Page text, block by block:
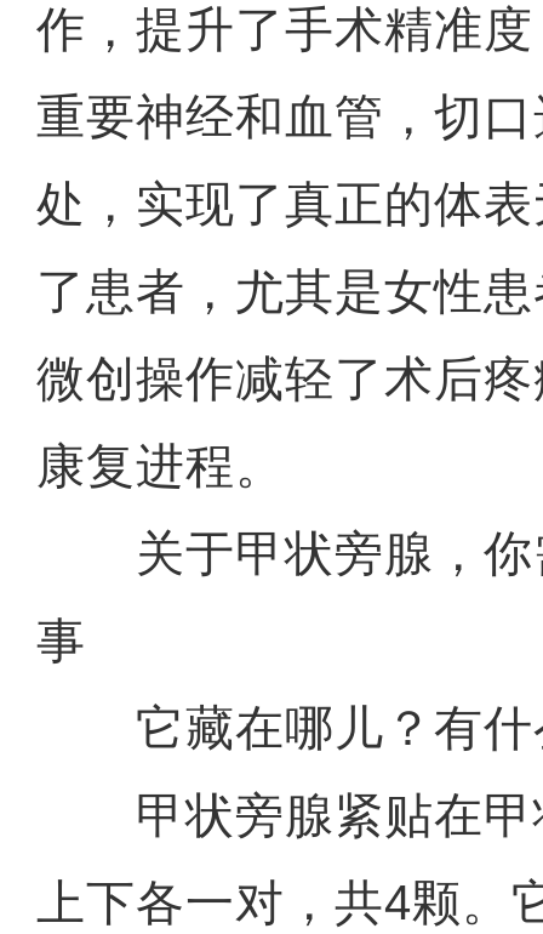
作，提升了手术精准
重要神经和血管，切
处，实现了真正的体
了患者，尤其是女性
微创操作减轻了术后
康复进程。
关于甲状旁腺，你
事
它藏在哪儿？有什
甲状旁腺紧贴在甲
上下各一对，共4颗。